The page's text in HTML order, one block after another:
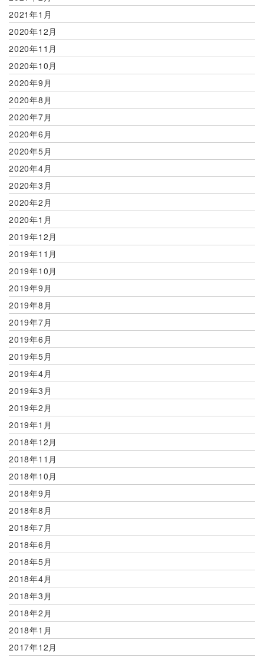
2021年1月
2020年12月
2020年11月
2020年10月
2020年9月
2020年8月
2020年7月
2020年6月
2020年5月
2020年4月
2020年3月
2020年2月
2020年1月
2019年12月
2019年11月
2019年10月
2019年9月
2019年8月
2019年7月
2019年6月
2019年5月
2019年4月
2019年3月
2019年2月
2019年1月
2018年12月
2018年11月
2018年10月
2018年9月
2018年8月
2018年7月
2018年6月
2018年5月
2018年4月
2018年3月
2018年2月
2018年1月
2017年12月